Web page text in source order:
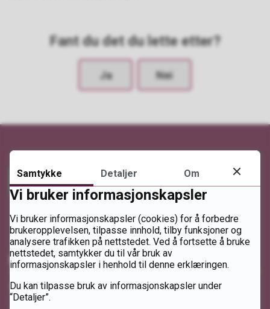
Fant du det du lette etter?
Ja Nei
Kontakt oss
Telefon: 62 48 53 20
Samtykke Detaljer Om
Vi bruker informasjonskapsler
Vi bruker informasjonskapsler (cookies) for å forbedre
brukeropplevelsen, tilpasse innhold, tilby funksjoner og
analysere trafikken på nettstedet. Ved å fortsette å bruke
nettstedet, samtykker du til vår bruk av
informasjonskapsler i henhold til denne erklæringen.
Du kan tilpasse bruk av informasjonskapsler under
“Detaljer”.